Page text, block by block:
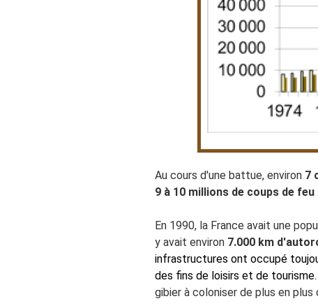
Au cours d'une battue, environ 7
9 à 10 millions de coups de feu
En 1990, la France avait une
y avait environ 7.000 km
infrastructures ont occupé
des fins de loisirs et de tourisme.
gibier à coloniser de plus en plus